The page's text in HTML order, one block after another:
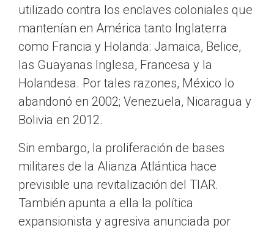
utilizado contra los enclaves coloniales que
mantenían en América tanto Inglaterra
como Francia y Holanda: Jamaica, Belice,
las Guayanas Inglesa, Francesa y la
Holandesa. Por tales razones, México lo
abandonó en 2002; Venezuela, Nicaragua y
Bolivia en 2012.
Sin embargo, la proliferación de bases
militares de la Alianza Atlántica hace
previsible una revitalización del TIAR.
También apunta a ella la política
expansionista y agresiva anunciada por